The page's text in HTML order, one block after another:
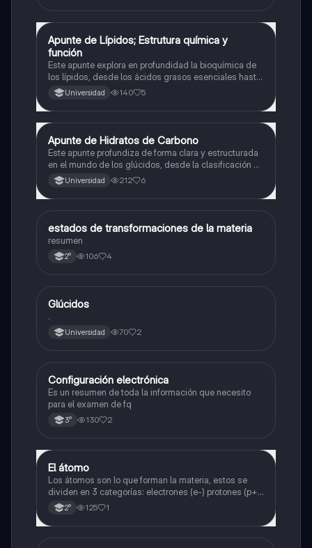
Química
Apunte de Lípidos; Estrutura química y
función
Este apunte explora en profundidad la bioquímica de
los lípidos, desde los ácidos grasos esenciales hasta
esteroides y lipoproteínas. Organizado de forma clara
y visual, presenta cada categoría con sus estructuras,
funciones y ejemplos clínicos.
Universidad 140 5
Química
Apunte de Hidratos de Carbono
Este apunte profundiza de forma clara y estructurada
en el mundo de los glúcidos, desde la clasificación de
los monosacáridos hasta la complejidad de los
gluconjugados. Ideal para estudiantes que buscan
entender su estructura, función y reactividad.
Universidad 212 6
Química
estados de transformaciones de la materia
resumen
2° 106 4
Química
Glúcidos
.
Universidad 70 2
Física
Configuración electrónica
Es un resumen de toda la información que necesito
para el examen de fq
3° 130 2
Física
El átomo
Los átomos son lo que forman la materia, estos se
dividen en 3 categorías: electrones (e-) protones (p+)
y neutrones (n⁰).
2° 125 1